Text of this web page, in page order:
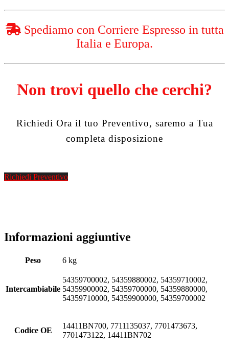
Spediamo con Corriere Espresso in tutta
Italia e Europa.
Non trovi quello che cerchi?
Richiedi Ora il tuo Preventivo, saremo a Tua
completa disposizione
Richiedi Preventivo
Informazioni aggiuntive
Peso 6 kg
Intercambiabile
54359700002, 54359880002, 54359710002,
54359900002, 54359700000, 54359880000,
54359710000, 54359900000, 54359700002
Codice OE
14411BN700, 7711135037, 7701473673,
7701473122, 14411BN702